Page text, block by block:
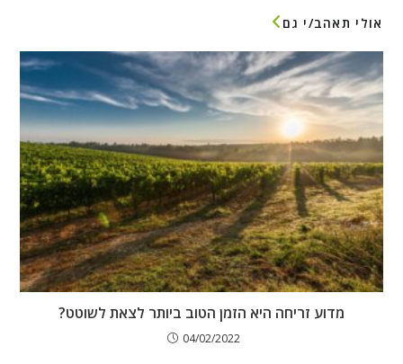
אולי תאהב/י גם
מדוע זריחה היא הזמן הטוב ביותר לצאת לשוטט?
04/02/2022